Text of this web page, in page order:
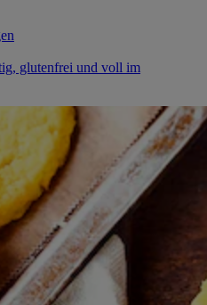
glutenfrei und voll im